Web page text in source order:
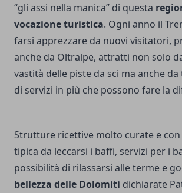
“gli assi nella manica” di questa
vocazione turistica. Ogni anno il
farsi apprezzare da nuovi visitatori,
anche da Oltralpe, attratti non solo
vastità delle piste da sci ma anche
di servizi in più che possono fare la
Strutture ricettive molto curate e con
tipica da leccarsi i baffi, servizi per i
possibilità di rilassarsi alle terme e
bellezza delle Dolomiti dichiarate